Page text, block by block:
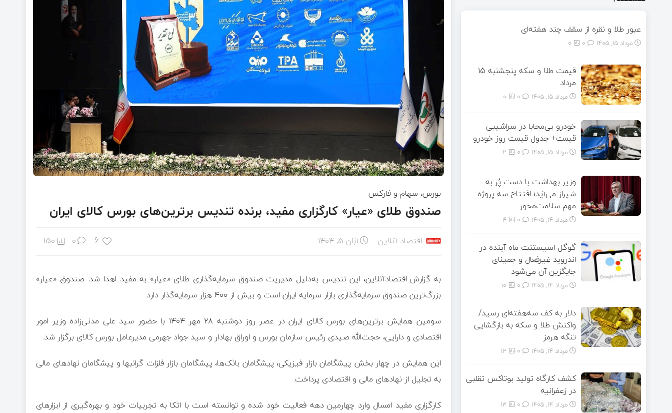
بورس، سهام و فارکس
صندوق طلای «عیار» کارگزاری مفید، برنده تندیس برترین‌های بورس کالای ایران
اقتصاد آنلاین آبان ۵, ۱۴۰۴ 6
0
150
به گزارش اقتصادآنلاین، این تندیس به‌دلیل مدیریت صندوق سرمایه‌گذاری طلای «عیار» به مفید اهدا شد. صندوق «عیار»
بزرگ‌ترین صندوق سرمایه‌گذاری بازار سرمایه ایران است و بیش از ۴۰۰ هزار سرمایه‌گذار دارد.
سومین همایش برترین‌های بورس کالای ایران در عصر روز دوشنبه ۲۸ مهر ۱۴۰۴ با حضور سید علی مدنی‌زاده وزیر امور
اقتصادی و دارایی، حجت‌الله صیدی رئیس سازمان بورس و اوراق بهادار و سید جواد جهرمی مدیرعامل بورس کالای برگزار شد.
این همایش در چهار بخش پیشگامان بازار فیزیکی، پیشگامان بانک‌ها، پیشگامان بازار فلزات گرانبها و پیشگامان نهاد‌های مالی
به تجلیل از نهاد‌های مالی و اقتصادی پرداخت.
کارگزاری مفید امسال وارد چهارمین دهه فعالیت خود شده و توانسته است با اتکا به تجربیات خود و بهره‌گیری از ابزار‌های
عبور طلا و نقره از سقف چند هفته‌ای
مرداد ۱۵, ۱۴۰۵ 0
قیمت طلا و سکه پنجشنبه 15
مرداد
مرداد ۱۵, ۱۴۰۵ 0
خودرو بی‌محابا در سراشیبی
قیمت+ جدول قیمت روز خودرو
مرداد ۱۵, ۱۴۰۵ 2
وزیر بهداشت با دست پُر به
شیراز می‌آید؛ افتتاح سه پروژه
مهم سلامت‌محور
مرداد ۱۴, ۱۴۰۵ 4
گوگل اسیستنت ماه آینده در
اندروید غیرفعال و جمینای
جایگزین آن می‌شود
مرداد ۱۴, ۱۴۰۵ 10
دلار به کف سه‌هفته‌ای رسید/
واکنش طلا و سکه به بازگشایی
تنگه هرمز
مرداد ۱۴, ۱۴۰۵ 12
کشف کارگاه تولید بوتاکس تقلبی
در زعفرانیه
مرداد ۱۴, ۱۴۰۵ 13